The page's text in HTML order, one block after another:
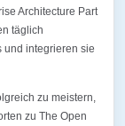
Architecture Part
täglich
und integrieren sie
zu meistern,
zu The Open